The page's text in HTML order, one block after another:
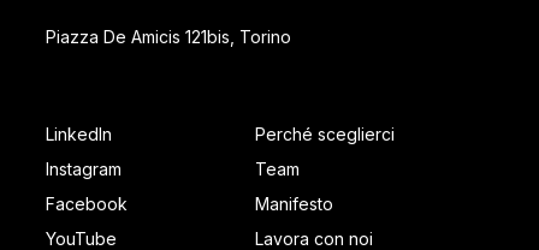
Piazza De Amicis 121bis, Torino
LinkedIn
Instagram
Facebook
YouTube
Perché sceglierci
Team
Manifesto
Lavora con noi